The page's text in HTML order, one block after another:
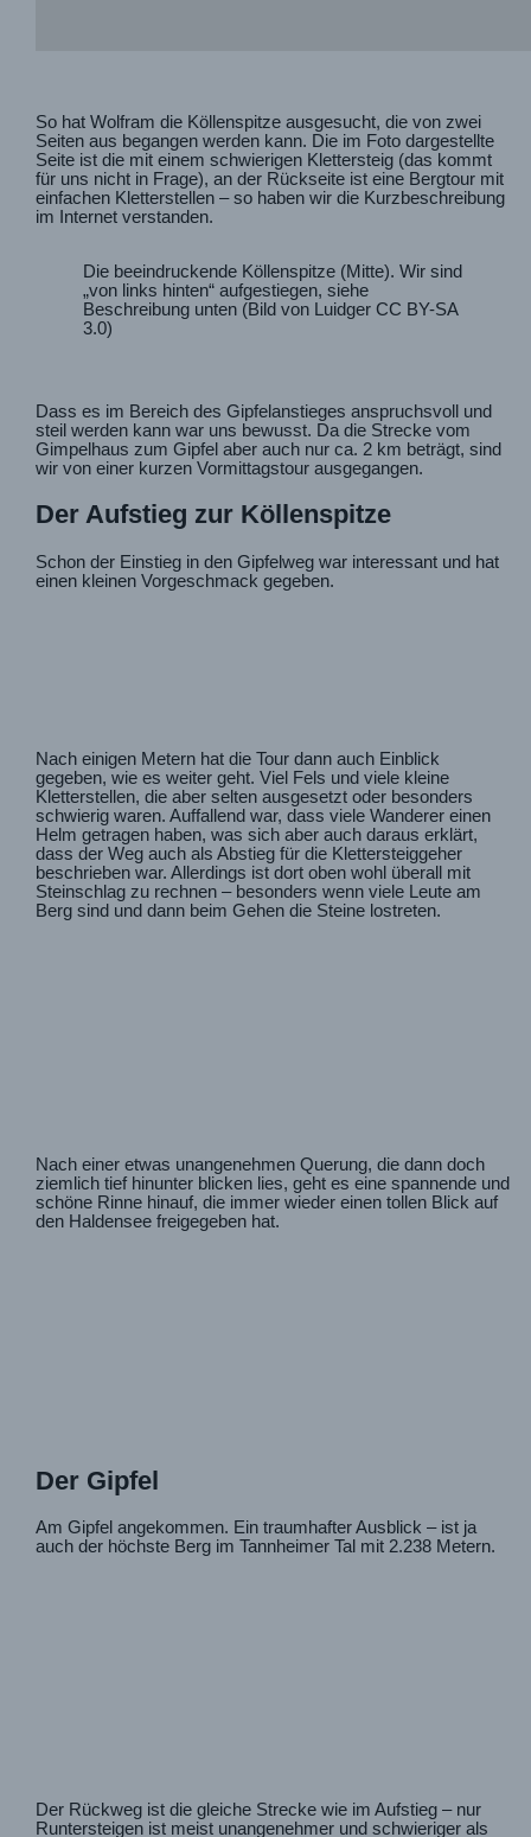
So hat Wolfram die Köllenspitze ausgesucht, die von zwei
Seiten aus begangen werden kann. Die im Foto dargestellte
Seite ist die mit einem schwierigen Klettersteig (das kommt
für uns nicht in Frage), an der Rückseite ist eine Bergtour mit
einfachen Kletterstellen – so haben wir die Kurzbeschreibung
im Internet verstanden.
Die beeindruckende Köllenspitze (Mitte). Wir sind
„von links hinten“ aufgestiegen, siehe
Beschreibung unten (Bild von Luidger CC BY-SA
3.0)
Dass es im Bereich des Gipfelanstieges anspruchsvoll und
steil werden kann war uns bewusst. Da die Strecke vom
Gimpelhaus zum Gipfel aber auch nur ca. 2 km beträgt, sind
wir von einer kurzen Vormittagstour ausgegangen.
Der Aufstieg zur Köllenspitze
Schon der Einstieg in den Gipfelweg war interessant und hat
einen kleinen Vorgeschmack gegeben.
Nach einigen Metern hat die Tour dann auch Einblick
gegeben, wie es weiter geht. Viel Fels und viele kleine
Kletterstellen, die aber selten ausgesetzt oder besonders
schwierig waren. Auffallend war, dass viele Wanderer einen
Helm getragen haben, was sich aber auch daraus erklärt,
dass der Weg auch als Abstieg für die Klettersteiggeher
beschrieben war. Allerdings ist dort oben wohl überall mit
Steinschlag zu rechnen – besonders wenn viele Leute am
Berg sind und dann beim Gehen die Steine lostreten.
Nach einer etwas unangenehmen Querung, die dann doch
ziemlich tief hinunter blicken lies, geht es eine spannende und
schöne Rinne hinauf, die immer wieder einen tollen Blick auf
den Haldensee freigegeben hat.
Der Gipfel
Am Gipfel angekommen. Ein traumhafter Ausblick – ist ja
auch der höchste Berg im Tannheimer Tal mit 2.238 Metern.
Der Rückweg ist die gleiche Strecke wie im Aufstieg – nur
Runtersteigen ist meist unangenehmer und schwieriger als